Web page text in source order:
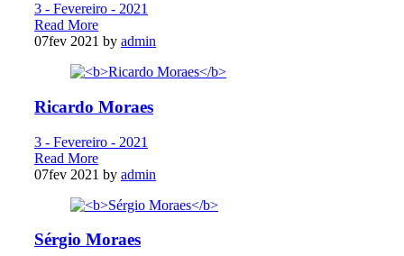
3 - Fevereiro - 2021
Read More
07fev 2021 by admin
Ricardo Moraes
3 - Fevereiro - 2021
Read More
07fev 2021 by admin
Sérgio Moraes